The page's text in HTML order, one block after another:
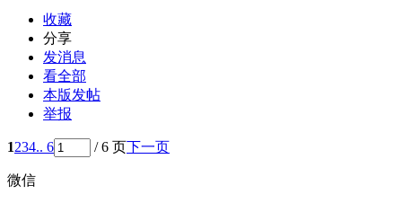
收藏
分享
发消息
看全部
本版发帖
举报
1234.. 6 / 6 页下一页
微信